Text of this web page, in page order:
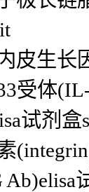
皮生长
受体
试剂盒
Ab)elisa